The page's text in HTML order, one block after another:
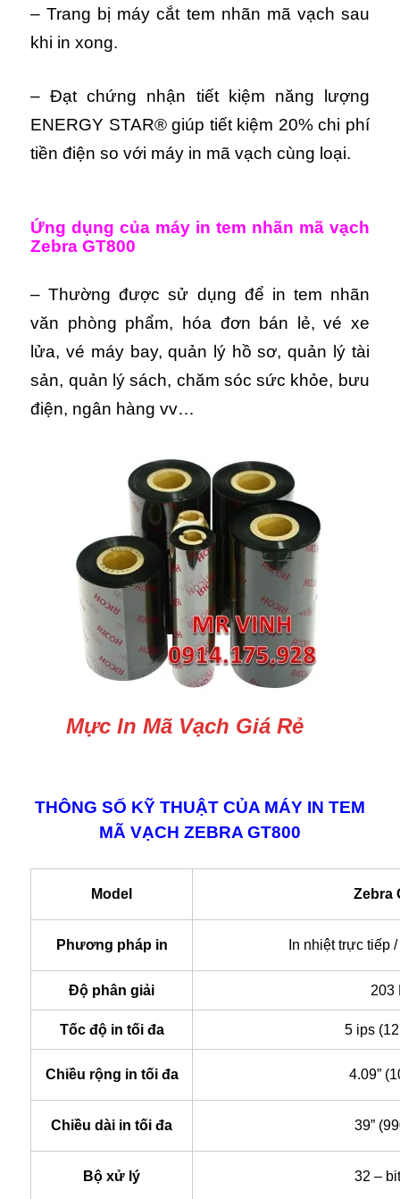
– Trang bị máy cắt tem nhãn mã vạch sau
khi in xong.
– Đạt chứng nhận tiết kiệm năng lượng
ENERGY STAR® giúp tiết kiệm 20% chi phí
tiền điện so với máy in mã vạch cùng loại.
Ứng dụng của máy in tem nhãn mã vạch
Zebra GT800
– Thường được sử dụng để in tem nhãn
văn phòng phẩm, hóa đơn bán lẻ, vé xe
lửa, vé máy bay, quản lý hồ sơ, quản lý tài
sản, quản lý sách, chăm sóc sức khỏe, bưu
điện, ngân hàng vv…
Mực In Mã Vạch Giá Rẻ
THÔNG SỐ KỸ THUẬT CỦA MÁY IN TEM
MÃ VẠCH ZEBRA GT800
Model Zebra
Phương pháp in In nhiệt trực tiếp
Độ phân giải 203
Tốc độ in tối đa 5 ips
Chiều rộng in tối đa 4.09”
Chiều dài in tối đa 39”
Bộ xử lý 32 –